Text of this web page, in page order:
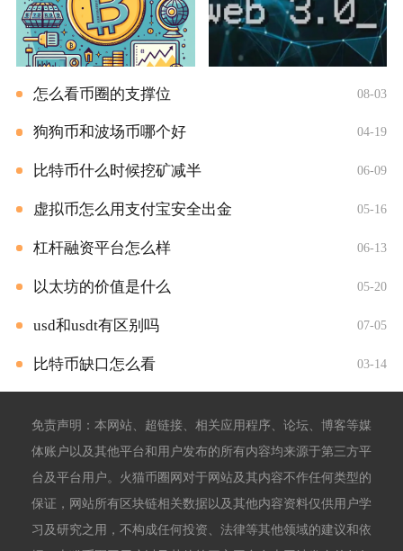
怎么看币圈的支撑位 08-03
狗狗币和波场币哪个好 04-19
比特币什么时候挖矿减半 06-09
虚拟币怎么用支付宝安全出金 05-16
杠杆融资平台怎么样 06-13
以太坊的价值是什么 05-20
usd和usdt有区别吗 07-05
比特币缺口怎么看 03-14
免责声明：本网站、超链接、相关应用程序、论坛、博客等媒
体账户以及其他平台和用户发布的所有内容均来源于第三方平
台及平台用户。火猫币圈网对于网站及其内容不作任何类型的
保证，网站所有区块链相关数据以及其他内容资料仅供用户学
习及研究之用，不构成任何投资、法律等其他领域的建议和依